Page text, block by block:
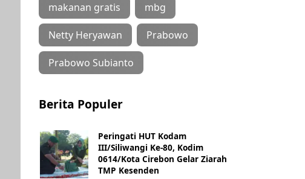
makanan gratis mbg
Netty Heryawan Prabowo
Prabowo Subianto
Berita Populer
Peringati HUT Kodam
III/Siliwangi Ke-80, Kodim
0614/Kota Cirebon Gelar Ziarah
TMP Kesenden